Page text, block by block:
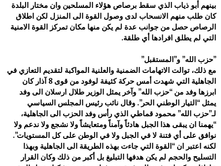
بينهم أبو ذياب الذي سقط برصاص هؤلاء المسلحين وان مختار البلدة
‏كان طلب منهم الانسحاب لدى وصول القوة الى المنزل لكن اطلاق
الرصاص حصل من جوانب عدة لم يكن منها مكان تمركز القوة الامنية
‏التي لم يطلق افرادها أي طلقة‎.‎
‎”‎حزب الله” و”المستقبل‎”‎
مع ذلك، توالت الاتهامات الضمنية والعلنية المواكبة لتقديم التعازي في
الجاهلية التي شهدت أمس حركة كثيفة لوفود من قوى 8 آذار كان
‏ابرزها وفد من “حزب الله” وآخر يمثل الوزير طلال ارسلان الى وفد
يمثل “التيار الوطني الحر”. وقال نائب رئيس المجلس السياسي
‏لـ”حزب الله” محمود قماطي الذي رأس وفد الحزب الى الجاهلية،
“يهمنا ان يبقى هذا الجبل هادئاً وآمناً ومتعايشاً ولا نشجع ولا ندعم ولا
‏نوافق على أي فتنة لا في الجبل ولا في الوطن على كل المستويات”.
لكنه اعتبر ان “القوة التي جاءت بهذه الطريقة الى الجاهلية وبهذا
‏التسليح والحجم لم يكن هدفها التبليغ بل أكبر من ذلك وكان القرار